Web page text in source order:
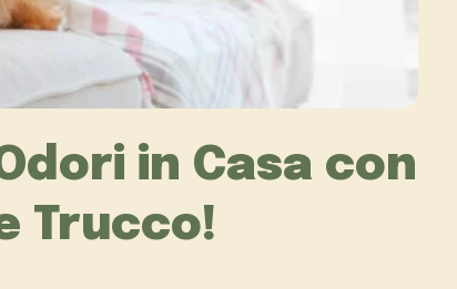
in Casa con
Trucco!